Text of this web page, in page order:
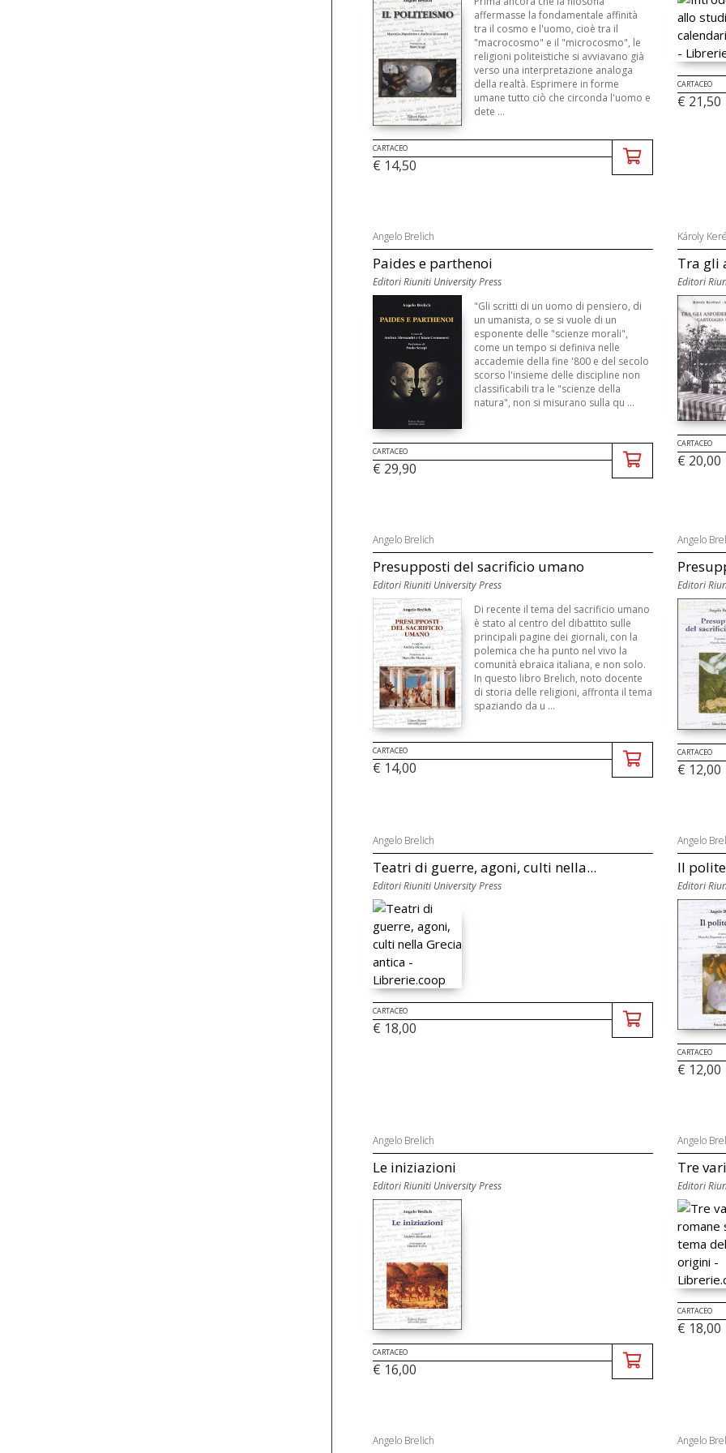
affermasse la fondamentale affinità
tra il cosmo e l'uomo, cioè tra il
"macrocosmo" e il "microcosmo", le
religioni politeistiche si avviavano già
verso una interpretazione analoga
della realtà. Esprimere in forme
umane tutto ciò che circonda l'uomo e
dete ...
CARTACEO
€ 14,50
CARTACEO
€ 21,50
Angelo Brelich
Paides e parthenoi
Editori Riuniti University Press
"Gli scritti di un uomo di pensiero, di
un umanista, o se si vuole di un
esponente delle "scienze morali",
come un tempo si definiva nelle
accademie della fine '800 e del secolo
scorso l'insieme delle discipline non
classificabili tra le "scienze della
natura", non si misurano sulla qu ...
CARTACEO
€ 29,90
Károly
Tra gli
Editori
CARTACEO
€ 20,00
Angelo Brelich
Presupposti del sacrificio umano
Editori Riuniti University Press
Di recente il tema del sacrificio umano
è stato al centro del dibattito sulle
principali pagine dei giornali, con la
polemica che ha punto nel vivo la
comunità ebraica italiana, e non solo.
In questo libro Brelich, noto docente
di storia delle religioni, affronta il tema
spaziando da u ...
CARTACEO
€ 14,00
Angelo
Editori
CARTACEO
€ 12,00
Angelo Brelich
Teatri di guerre, agoni, culti nella...
Editori Riuniti University Press
CARTACEO
€ 18,00
Angelo
Il
Editori
CARTACEO
€ 12,00
Angelo Brelich
Le iniziazioni
Editori Riuniti University Press
CARTACEO
€ 16,00
Angelo
Tre
Editori
CARTACEO
€ 18,00
Angelo Brelich Angelo